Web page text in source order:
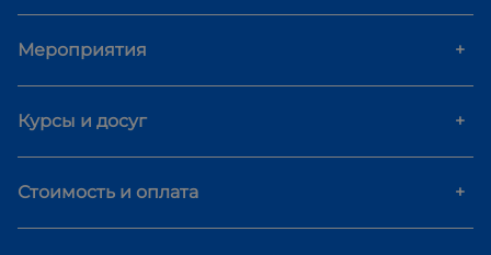
Мероприятия +
Курсы и досуг +
Стоимость и оплата +